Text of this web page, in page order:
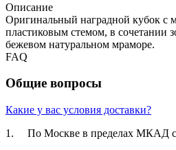
Описание
Оригинальный наградной кубок с
пластиковым стемом, в сочетании
бежевом натуральном мраморе.
FAQ
Общие вопросы
Какие у вас условия доставки?
1. По Москве в пределах МКАД